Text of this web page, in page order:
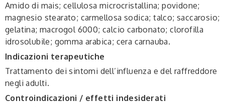
Amido di mais; cellulosa microcristallina; povidone;
magnesio stearato; carmellosa sodica; talco; saccarosio;
gelatina; macrogol 6000; calcio carbonato; clorofilla
idrosolubile; gomma arabica; cera carnauba.
Indicazioni terapeutiche
Trattamento dei sintomi dell’influenza e del raffreddore
negli adulti.
Controindicazioni / effetti indesiderati